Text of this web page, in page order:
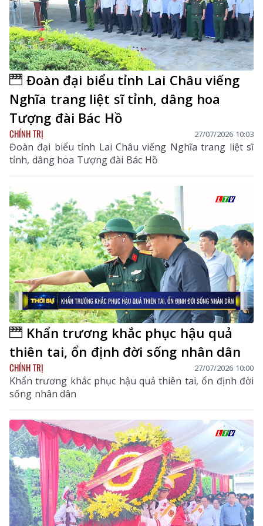
Đoàn đại biểu tỉnh Lai Châu viếng
Nghĩa trang liệt sĩ tỉnh, dâng hoa
Tượng đài Bác Hồ
CHÍNH TRỊ 27/07/2026 10:03
Đoàn đại biểu tỉnh Lai Châu viếng Nghĩa trang liệt sĩ
tỉnh, dâng hoa Tượng đài Bác Hồ
Khẩn trương khắc phục hậu quả
thiên tai, ổn định đời sống nhân dân
CHÍNH TRỊ 27/07/2026 10:00
Khẩn trương khắc phục hậu quả thiên tai, ổn định đời
sống nhân dân